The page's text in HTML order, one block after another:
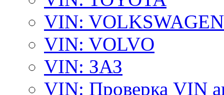
VIN: VOLKSWAGEN
VIN: VOLVO
VIN: ЗАЗ
VIN: Проверка VIN